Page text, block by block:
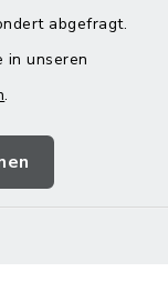
abgefragt.
in unseren
.